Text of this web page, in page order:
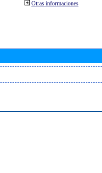
Otras informaciones